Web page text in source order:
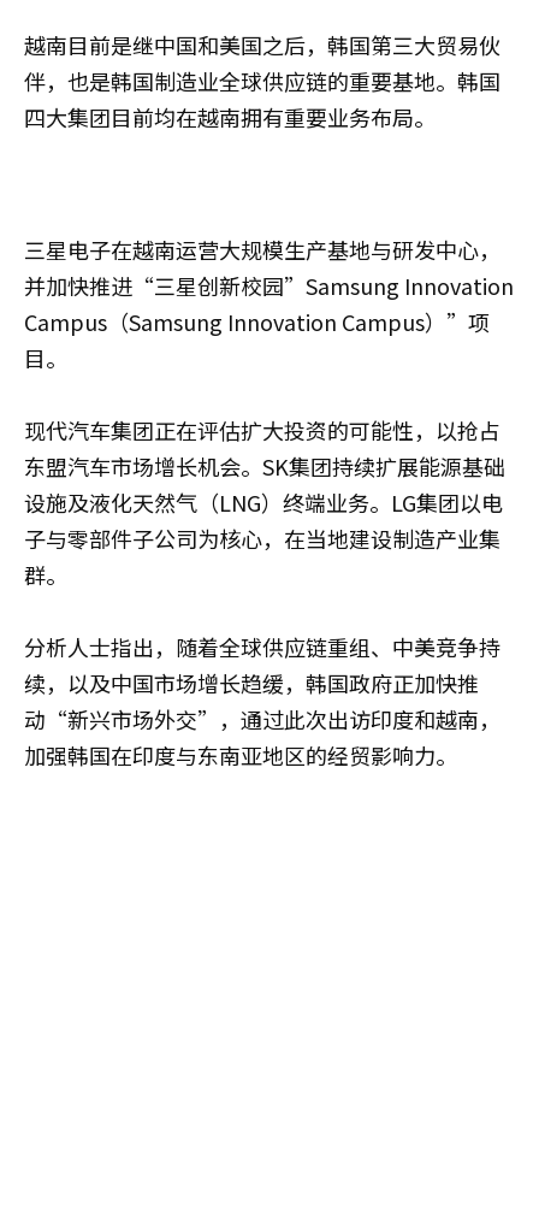
越南目前是继中国和美国之后，韩国第三大贸易伙
伴，也是韩国制造业全球供应链的重要基地。韩国
四大集团目前均在越南拥有重要业务布局。
三星电子在越南运营大规模生产基地与研发中心，
并加快推进“三星创新校园”Samsung Innovation
Campus（Samsung Innovation Campus）”项
目。
现代汽车集团正在评估扩大投资的可能性，以抢占
东盟汽车市场增长机会。SK集团持续扩展能源基础
设施及液化天然气（LNG）终端业务。LG集团以电
子与零部件子公司为核心，在当地建设制造产业集
群。
分析人士指出，随着全球供应链重组、中美竞争持
续，以及中国市场增长趋缓，韩国政府正加快推
动“新兴市场外交”，通过此次出访印度和越南，
加强韩国在印度与东南亚地区的经贸影响力。